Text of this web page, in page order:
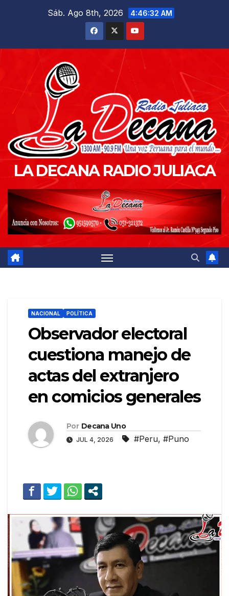
Sáb. Ago 8th, 2026 4:46:33 AM
LA DECANA RADIO JULIACA
NACIONAL POLÍTICA
Observador electoral
cuestiona manejo de
actas del extranjero
en comicios generales
Por Decana Uno
JUL 4, 2026 #Peru, #Puno